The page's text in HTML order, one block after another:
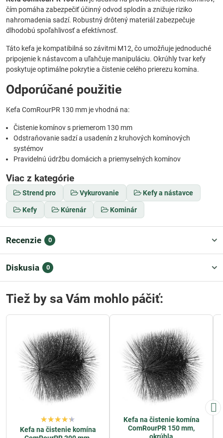
čím pomáha zabezpečiť účinný odvod splodín a znižuje riziko
nahromadenia sadzí. Robustný drôtený materiál zabezpečuje
dlhodobú spoľahlivosť a efektívnosť.
Táto kefa je kompatibilná so závitmi M12, čo umožňuje jednoduché
pripojenie k nástavcom a uľahčuje manipuláciu. Okrúhly tvar kefy
poskytuje optimálne pokrytie a čistenie celého prierezu komína.
Odporúčané použitie
Kefa ComRourPR 130 mm je vhodná na:
Čistenie komínov s priemerom 130 mm
Odstraňovanie sadzí a usadenín z kruhových komínových
systémov
Pravidelnú údržbu domácich a priemyselných komínov
Viac z kategórie
Strend pro Vykurovanie Kefy a nástavce
Kefy Kúrenár Kominár
Recenzie 0
Diskusia 0
Tiež by sa Vám mohlo páčiť:
Kefa na čistenie komína
Kefa na čistenie komína
ComRourPR 150 mm,